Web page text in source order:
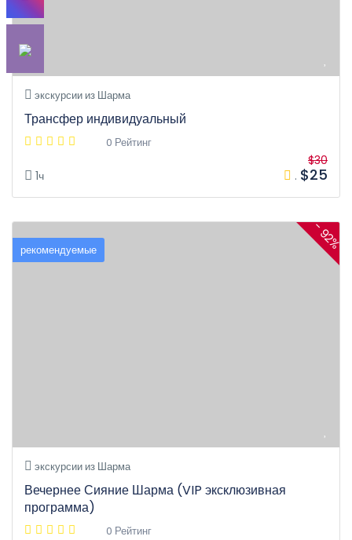
экскурсии из Шарма
Трансфер индивидуальный
0 Рейтинг
1ч .
$30
$25
рекомендуемые - 92%
экскурсии из Шарма
Вечернее Сияние Шарма (VIP эксклюзивная
программа)
0 Рейтинг